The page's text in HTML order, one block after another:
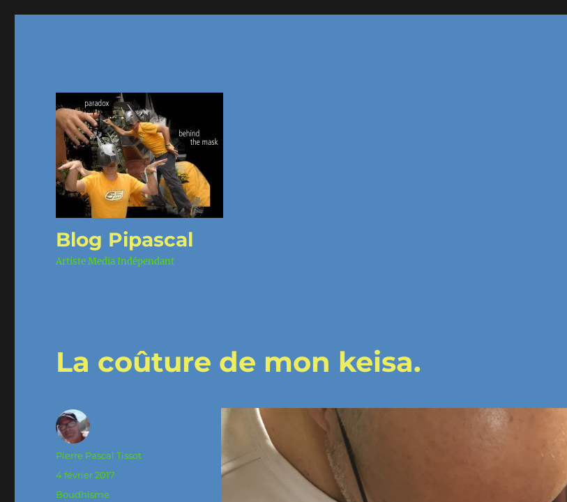
Blog Pipascal
Artiste Media Indépendant
La coûture de mon keisa.
Auteur
Pierre Pascal Tissot
Publié
4 février 2017
Catégories
Boudhisme